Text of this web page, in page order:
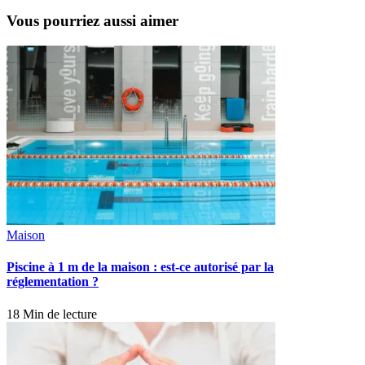
Vous pourriez aussi aimer
Maison
Piscine à 1 m de la maison : est-ce autorisé par la
réglementation ?
18 Min de lecture